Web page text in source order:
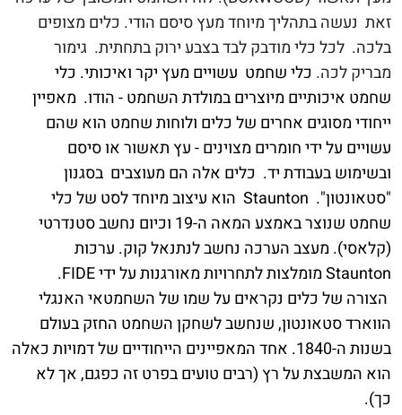
זאת נעשה בתהליך מיוחד מעץ סיסם הודי. כלים מצופים
בלכה. לכל כלי מודבק לבד בצבע ירוק בתחתית. גימור
מבריק לכה. כלי שחמט עשויים מעץ יקר ואיכותי. כלי
שחמט איכותיים מיוצרים במולדת השחמט - הודו. מאפיין
ייחודי מסוגים אחרים של כלים ולוחות שחמט הוא שהם
עשויים על ידי חומרים מצוינים - עץ תאשור או סיסם
ובשימוש בעבודת יד. כלים אלה הם מעוצבים בסגנון
"סטאונטון". Staunton הוא עיצוב מיוחד לסט של כלי
שחמט שנוצר באמצע המאה ה-19 וכיום נחשב סטנדרטי
(קלאסי). מעצב הערכה נחשב לנתנאל קוק. ערכות
Staunton מומלצות לתחרויות מאורגנות על ידי FIDE.
הצורה של כלים נקראים על שמו של השחמטאי האנגלי
הווארד סטאונטון, שנחשב לשחקן השחמט החזק בעולם
בשנות ה-1840. אחד המאפיינים הייחודיים של דמויות כאלה
הוא המשבצת על רץ (רבים טועים בפרט זה כפגם, אך לא
כך).